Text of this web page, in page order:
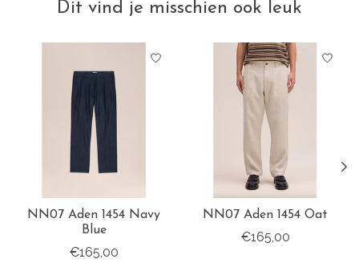
Dit vind je misschien ook leuk
Items van productcarrousel
NN07 Aden 1454 Navy
Blue
€165,00
NN07 Aden 1454 Oat
€165,00